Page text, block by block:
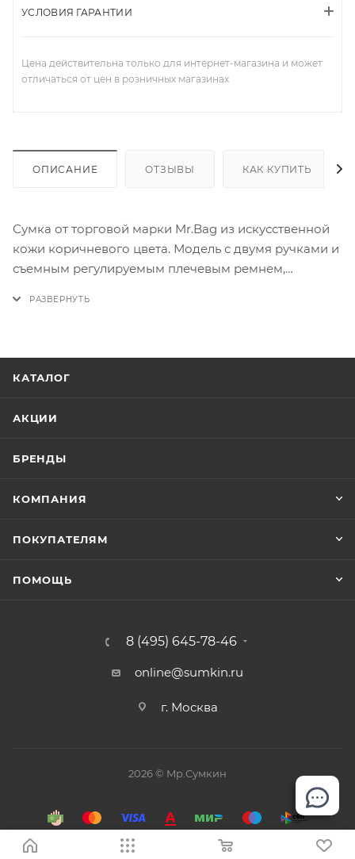
УСЛОВИЯ ГАРАНТИИ
Цена действительна только для интернет-магазина и может
отличаться от цен в розничных магазинах
ОПИСАНИЕ ОТЗЫВЫ КАК КУПИТЬ
Сумка от торговой марки Mr.Bag из искусственной
кожи коричневого цвета. Модель с двумя ручками и
съемным регулируемым плечевым ремнем,
КАТАЛОГ
АКЦИИ
БРЕНДЫ
КОМПАНИЯ
ПОКУПАТЕЛЯМ
ПОМОЩЬ
8 (495) 645-78-46
online@sumkin.ru
г. Москва
2026 © Mр.Сумкин